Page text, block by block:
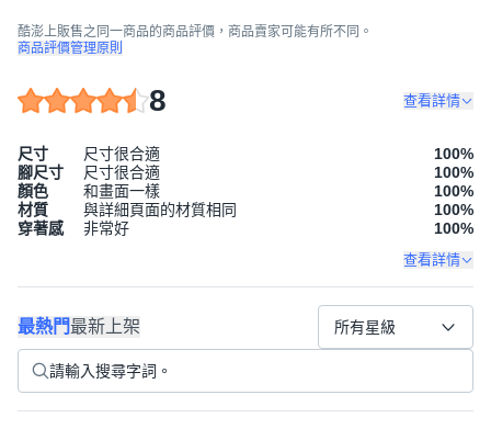
酷澎上販售之同一商品的商品評價，商品賣家可能有所不同。
商品評價管理原則
8 查看詳情
尺寸 尺寸很合適 100%
腳尺寸
尺寸很合適 100%
顏色
和畫面一樣 100%
材質
與詳細頁面的材質相同 100%
穿著感
非常好 100%
查看詳情
最熱門最新上架 所有星級